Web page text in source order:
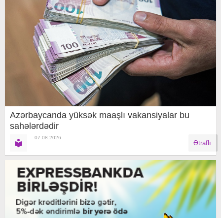
Azərbaycanda yüksək maaşlı vakansiyalar bu
sahələrdədir
07.08.2026
Ətraflı